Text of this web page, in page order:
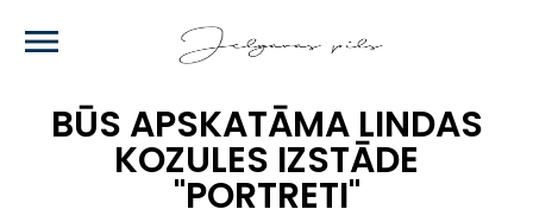
main
BŪS APSKATĀMA LINDAS
KOZULES IZSTĀDE
"PORTRETI"